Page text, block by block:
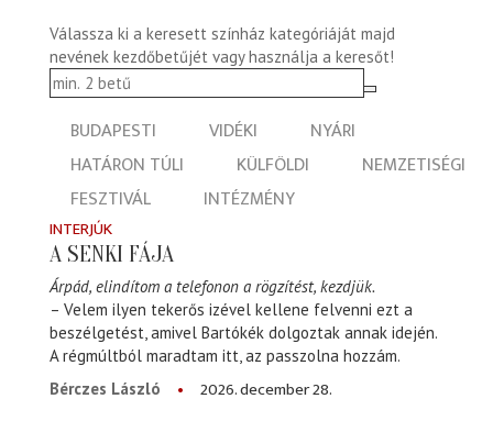
Válassza ki a keresett színház kategóriáját majd
nevének kezdőbetűjét vagy használja a keresőt!
BUDAPESTI VIDÉKI
NYÁRI
HATÁRON TÚLI
KÜLFÖLDI
NEMZETISÉGI
FESZTIVÁL
INTÉZMÉNY
INTERJÚK
A SENKI FÁJA
Árpád, elindítom a telefonon a rögzítést, kezdjük.
– Velem ilyen tekerős izével kellene felvenni ezt a
beszélgetést, amivel Bartókék dolgoztak annak idején.
A régmúltból maradtam itt, az passzolna hozzám.
Bérczes László
2026. december 28.